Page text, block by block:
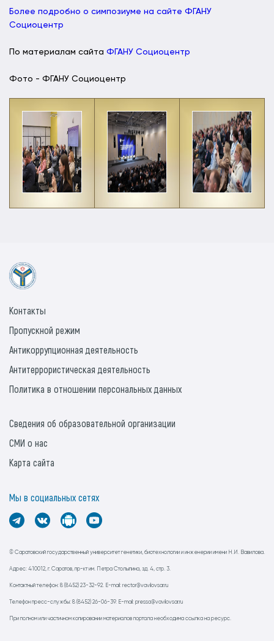
Более подробно о симпозиуме на сайте ФГАНУ
Социоцентр
По материалам сайта ФГАНУ Социоцентр
Фото - ФГАНУ Социоцентр
© Саратовский государственный университет генетики, биотехнологии и инженерии имени Н.И. Вавилова.
Адрес: 410012, г. Саратов, пр-кт им. Петра Столыпина, зд. 4, стр. 3.
Контактный телефон: 8 (8452) 23-32-92. E-mail: rector@vavilovsar.ru
Телефон пресс-службы: 8 (8452) 26-06-39. E-mail: pressa@vavilovsar.ru
При полном или частичном копировании материалов портала необходима ссылка на ресурс.
Контакты
Пропускной режим
Антикоррупционная деятельность
Антитеррористическая деятельность
Политика в отношении персональных данных
Сведения об образовательной организации
СМИ о нас
Карта сайта
Мы в социальных сетях